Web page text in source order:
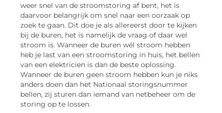
weer snel van de stroomstoring af bent, het is
daarvoor belangrijk om snel naar een oorzaak op
zoek te gaan. Dit doe je als allereerst door te kijken
bij de buren, het is namelijk de vraag of daar wel
stroom is. Wanneer de buren wél stroom hebben
heb je last van een stroomstoring in huis, het bellen
van een elektricien is dan de beste oplossing.
Wanneer de buren geen stroom hebben kun je niks
anders doen dan het Nationaal storingsnummer
bellen, zij sturen dan iemand van netbeheer om de
storing op te lossen.